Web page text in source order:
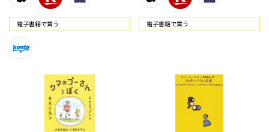
電⼦書籍で買う 電⼦書籍で買う